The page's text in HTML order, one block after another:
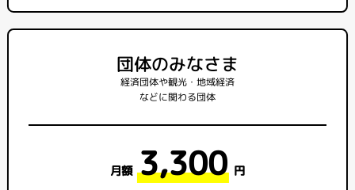
団体のみなさま
経済団体や観光・地域経済
などに関わる団体
月額 3,300 円